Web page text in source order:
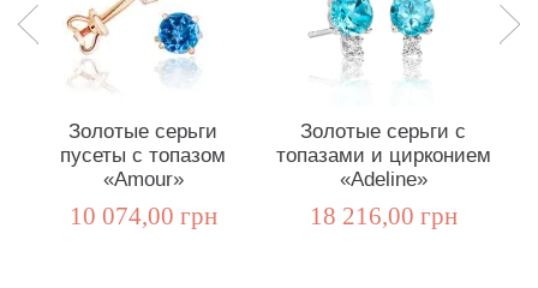
Золотые серьги
пусеты с топазом
«Amour»
10 074,00 грн
Золотые серьги с
топазами и цирконием
«Adeline»
18 216,00 грн